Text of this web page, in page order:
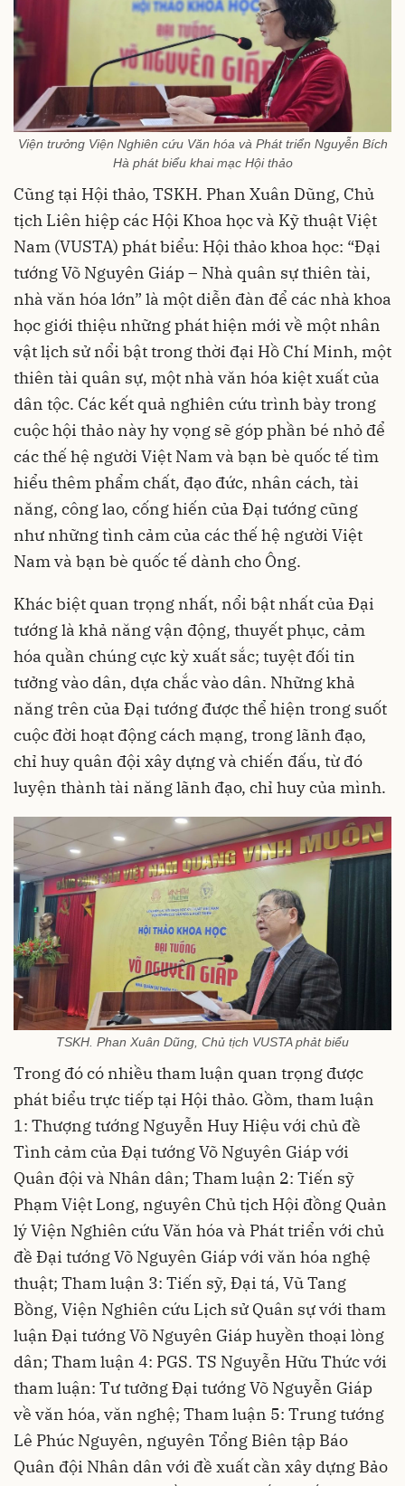
Viện trưởng Viện Nghiên cứu Văn hóa và Phát triển Nguyễn Bích
Hà phát biểu khai mạc Hội thảo
Cũng tại Hội thảo, TSKH. Phan Xuân Dũng, Chủ
tịch Liên hiệp các Hội Khoa học và Kỹ thuật Việt
Nam (VUSTA) phát biểu: Hội thảo khoa học: “Đại
tướng Võ Nguyên Giáp – Nhà quân sự thiên tài,
nhà văn hóa lớn” là một diễn đàn để các nhà khoa
học giới thiệu những phát hiện mới về một nhân
vật lịch sử nổi bật trong thời đại Hồ Chí Minh, một
thiên tài quân sự, một nhà văn hóa kiệt xuất của
dân tộc. Các kết quả nghiên cứu trình bày trong
cuộc hội thảo này hy vọng sẽ góp phần bé nhỏ để
các thế hệ người Việt Nam và bạn bè quốc tế tìm
hiểu thêm phẩm chất, đạo đức, nhân cách, tài
năng, công lao, cống hiến của Đại tướng cũng
như những tình cảm của các thế hệ người Việt
Nam và bạn bè quốc tế dành cho Ông.
Khác biệt quan trọng nhất, nổi bật nhất của Đại
tướng là khả năng vận động, thuyết phục, cảm
hóa quần chúng cực kỳ xuất sắc; tuyệt đối tin
tưởng vào dân, dựa chắc vào dân. Những khả
năng trên của Đại tướng được thể hiện trong suốt
cuộc đời hoạt động cách mạng, trong lãnh đạo,
chỉ huy quân đội xây dựng và chiến đấu, từ đó
luyện thành tài năng lãnh đạo, chỉ huy của mình.
TSKH. Phan Xuân Dũng, Chủ tịch VUSTA phảt biểu
Trong đó có nhiều tham luận quan trọng được
phát biểu trực tiếp tại Hội thảo. Gồm, tham luận
1: Thượng tướng Nguyễn Huy Hiệu với chủ đề
Tình cảm của Đại tướng Võ Nguyên Giáp với
Quân đội và Nhân dân; Tham luận 2: Tiến sỹ
Phạm Việt Long, nguyên Chủ tịch Hội đồng Quản
lý Viện Nghiên cứu Văn hóa và Phát triển với chủ
đề Đại tướng Võ Nguyên Giáp với văn hóa nghệ
thuật; Tham luận 3: Tiến sỹ, Đại tá, Vũ Tang
Bồng, Viện Nghiên cứu Lịch sử Quân sự với tham
luận Đại tướng Võ Nguyên Giáp huyền thoại lòng
dân; Tham luận 4: PGS. TS Nguyễn Hữu Thức với
tham luận: Tư tưởng Đại tướng Võ Nguyễn Giáp
về văn hóa, văn nghệ; Tham luận 5: Trung tướng
Lê Phúc Nguyên, nguyên Tổng Biên tập Báo
Quân đội Nhân dân với đề xuất cần xây dựng Bảo